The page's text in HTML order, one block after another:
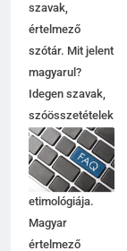
szavak,
értelmező
szótár. Mit jelent
magyarul?
Idegen szavak,
szóösszetételek
jelentése,
magyarázata,
használata,
etimológiája.
Magyar
értelmező
5
6